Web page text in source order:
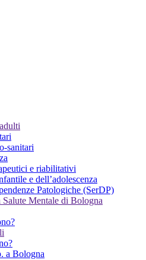
sanitari
e riabilitativi
e dell’adolescenza
Patologiche (SerDP)
Mentale di Bologna
a Bologna